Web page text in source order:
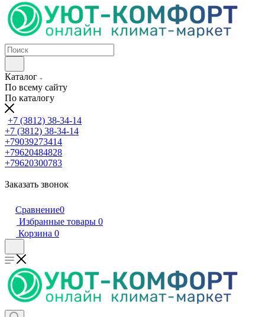
Каталог
По всему сайту
По каталогу
+7 (3812) 38-34-14
+7 (3812) 38-34-14
+79039273414
+79620484828
+79620300783
Заказать звонок
Сравнение0
Избранные товары 0
Корзина 0